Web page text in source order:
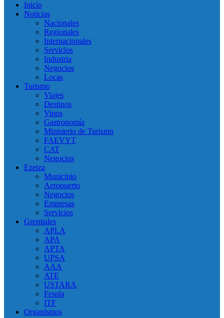
Inicio
Noticias
Nacionales
Regionales
Internacionales
Servicios
Industria
Negocios
Locas
Turismo
Viajes
Destinos
Vinos
Gastronomía
Ministerio de Turismo
FAEVYT
CAT
Negocios
Ezeiza
Municipio
Aeropuerto
Negocios
Empresas
Servicios
Gremiales
APLA
APA
APTA
UPSA
AAA
ATE
USTARA
Fespla
ITF
Organísmos